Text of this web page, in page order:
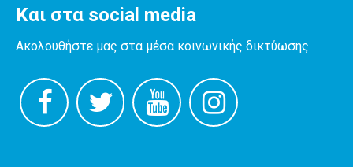
Και στα social media
Ακολουθήστε μας στα μέσα κοινωνικής δικτύωσης